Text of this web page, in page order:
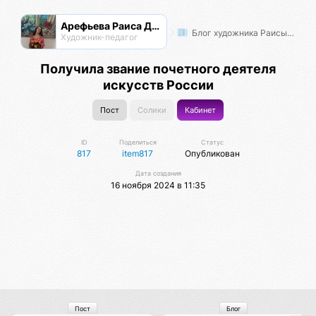
Арефьева Раиса Дмитриевна
Художник-педагог Блог художника Раисы Арефьевой
Получила звание почетного деятеля
искусств России
Пост Солики Кабинет
ID
817
Поделиться
item817
Статус
Опубликован
Дата создания
16 ноября 2024 в 11:35
Пост Блог